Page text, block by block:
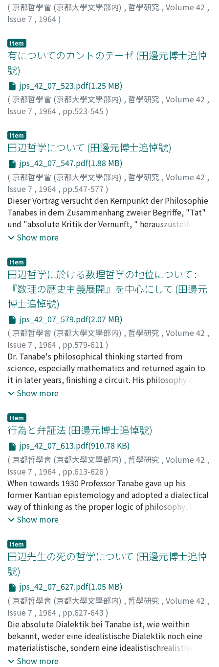
( 京都哲學會 (京都大學文學部内) , 哲學研究 , Volume 42 ,
Issue 7 , 1964)
Item
有についてのカントのテーゼ (田邊元博士追悼
號)
jps_42_07_523.pdf(1.25 MB)
( 京都哲學會 (京都大學文學部内) , 哲學研究 , Volume 42 ,
Issue 7 , 1964 , pp.523-545 )
Tsujimura, Koichi
Item
田辺哲学について (田邊元博士追悼號)
jps_42_07_547.pdf(1.88 MB)
( 京都哲學會 (京都大學文學部内) , 哲學研究 , Volume 42 ,
Issue 7 , 1964 , pp.547-577 )
西谷, 啓治;Nishitani, Keizi;ニシタニ, ケイジ
Dieser Vortrag versucht den Kernpunkt der Philosophie
Tanabes in dem Zusammenhang zweier Begriffe, "Tat"
und "absolute Kritik der Vernunft, " herauszustellen.
Der Grundzug dieser Philosophie besteht darin, dass sie
Sinn und die Methodik dieser Durchsetzung zeigt sich
ganz knapp in dem Titel des im Jahre 1946
herausgegebenen Werkes: "Die Philosophie als
Metanoetik." Damit wird angezeigt, dass die hier
vertretene Philosophie keine Art Philosophie der
metanoia, die etwa über dieses "seelische" Phänomen
eine philosophische Betrachtung anzustellen vorgebe,
sondern vielmehr eine Metanoia der Philosophie selbst
sei--welche zwar von dem philosophischen Denken,
also rein philosophisch, durchgeführt werden soil. Die
Philosophie als Metanoetik bekennt sich daher zu
einem grundsätzlich neuen Weg des Philosophierens,
worauf es sich herausstellen muss, dass die Philosophie
nicht mehr in der Vernunft den Grund ihrer eigenen
Möglichkeit erkennen und deshalb nicht mehr in dem
Bereich der "Noetik" selbstgenugsam stehen bleiben
kann. (Dabei ist unter anderem das Problem des
"Radikal-Bösen" ein Leitmotiv in dieser Philosophie
der Metanoetik.) Sie tritt darum als eine radikale Kritik
der Vernunft auf; sie kritisiert den kantischen
Kritizismus und auch den hegelschen Idealismus der
absoluten Vernunft, der selber aus der Kritik gegen den
kantischen Kritizismus entstanden war. Tanabe will das
Hegel hindurch radikal hinausführen. Er hebt eine
solche Ausführung als eine unumgängliche Tat jedes
dialektischen Denkers hervor, die Dialektik bis zu ihrer
Konsequenz hinzuführen, oder, mit anderen Worten,
die Dialektik selbst dialektisch bis zum Ende
durchzusetzen. Er nennt diese Tat eine "absolute Kritik
der Vernunft, " die er sogar bei Hegel ungetan finden
will. In der absoluten Kritik aber ist der Denker zu einer
Grenzsituation gebracht, wo er sich auf nichts gestellt
findet und wo ihm nichts übrig bleibt als in den
klaffenden Abgrund des Nichts entschlossen
Show more
Item
田辺哲学に於ける数理哲学の地位について :
『数理の歴史主義展開』を中心にして (田邊元
博士追悼號)
jps_42_07_579.pdf(2.07 MB)
( 京都哲學會 (京都大學文學部内) , 哲學研究 , Volume 42 ,
Issue 7 , 1964 , pp.579-611 )
下村, 寅太郎 ;Shimomura, Toratarô;シモムラ, トラタロ
ウ
Dr. Tanabe's philosophical thinking started from
science, especially mathematics and returned again to
it in later years, finishing a circuit. His philosophy of
mathematics, however, did not remain merely in
Philosophy=Mathematics. His later work "Development
of Historism in Mathematics" suggests such an
intention. We are reminded of Plato's lecture "On the
Good" in his later years, in which he concerned solely
with a theory of numbers; and lately A. N. Whitehead's
last essay on "Mathematics and the Good". My essay
tries to appreciate some merits of this great work,
considering its limit at the same time.
Show more
Item
行為と弁証法 (田邊元博士追悼號)
jps_42_07_613.pdf(910.78 KB)
( 京都哲學會 (京都大學文學部内) , 哲學研究 , Volume 42 ,
Issue 7 , 1964 , pp.613-626 )
野田, 又夫;Noda, Matao;ノダ, マタオ
When towards 1930 Professor Tanabe gave up his
former Kantian epistemology and adopted a dialectical
way of thinking as the proper logic of philosophy, he
had imposed a very strict condition upon it. The
only to those who would take their moral situation
quite seriously. Dialectical contradictories and their
synthesis are revealed only to a thinking which is wholly
committed to the actual situation and is one with the
subject's action in it. The solution of the conflict is
always to be mediated by the selfless deed of the
person involved. Dialectical view of things was with
Professor Tanabe exclusive of a contemplative attitude
toward the world. Starting from an ethical view of
human historical world, he came to regard the physical
world itself as essentially of dialectical structure,
Show more
Item
田辺先生の死の哲学について (田邊元博士追悼
號)
jps_42_07_627.pdf(1.05 MB)
( 京都哲學會 (京都大學文學部内) , 哲學研究 , Volume 42 ,
Issue 7 , 1964 , pp.627-643 )
武藤, 一雄;Mutô, Kazuo;ムトウ, カズオ
Die absolute Dialektik bei Tanabe ist, wie weithin
bekannt, weder eine idealistische Dialektik noch eine
materialistische, sondern eine idealistischrealistische
Dialektik, welche den Gegensatz zwischen beiden
Show more